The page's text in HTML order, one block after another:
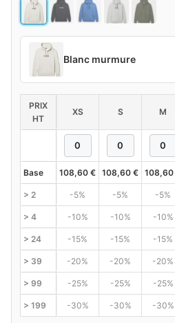
Blanc murmure
PRIX
HT
XS S M
Base 108,60 € 108,60 € 108,60
> 2 -5% -5% -5%
> 4 -10% -10% -10%
> 24 -15% -15% -15%
> 39 -20% -20% -20%
> 99 -25% -25% -25%
> 199 -30% -30% -30%